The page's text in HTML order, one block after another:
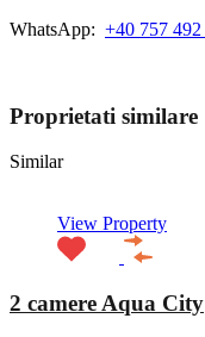
WhatsApp: +40 757 492
Proprietati similare
Similar
View Property
2 camere Aqua City